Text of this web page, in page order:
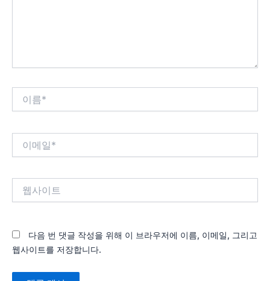
다음 번 댓글 작성을 위해 이 브라우저에 이름, 이메일, 그리고
웹사이트를 저장합니다.